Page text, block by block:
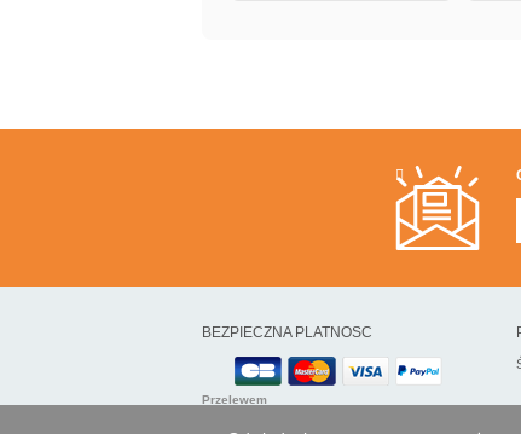
BEZPIECZNA PLATNOSC
Przelewem